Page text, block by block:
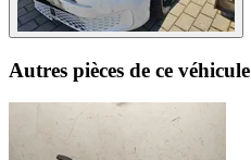
Autres pièces de ce véhicule